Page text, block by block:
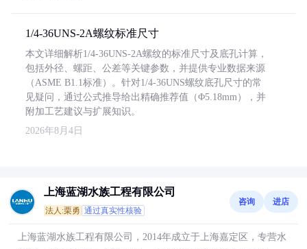
1/4-36UNS-2A螺纹标准尺寸
本文详细解析1/4-36UNS-2A螺纹的标准尺寸及底孔计算，
包括外径、螺距、公差等关键参数，并提供专业数据来源
（ASME B1.1标准）。针对1/4-36UNS螺纹底孔尺寸的常
见疑问，通过公式推导给出精确推荐值（Φ5.18mm），并
附加工艺建议与扩展知识。
2026年8月4日
上海蓝湖水族工程有限公司
法人:栗勇 通过真实性核验
咨询 进店
上海蓝湖水族工程有限公司，2014年成立于上海嘉定区，专营水